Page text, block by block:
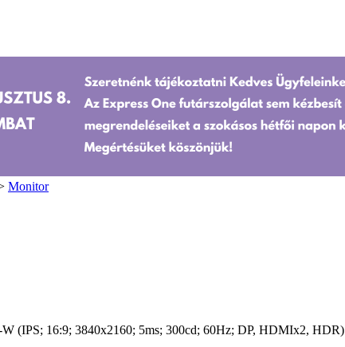
Monitor
(IPS; 16:9; 3840x2160; 5ms; 300cd; 60Hz; DP, HDMIx2, HDR)